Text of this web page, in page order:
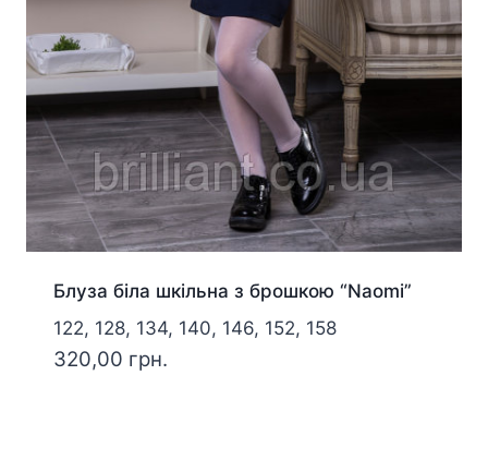
Блуза біла шкільна з брошкою “Naomi”
122, 128, 134, 140, 146, 152, 158
320,00 грн.